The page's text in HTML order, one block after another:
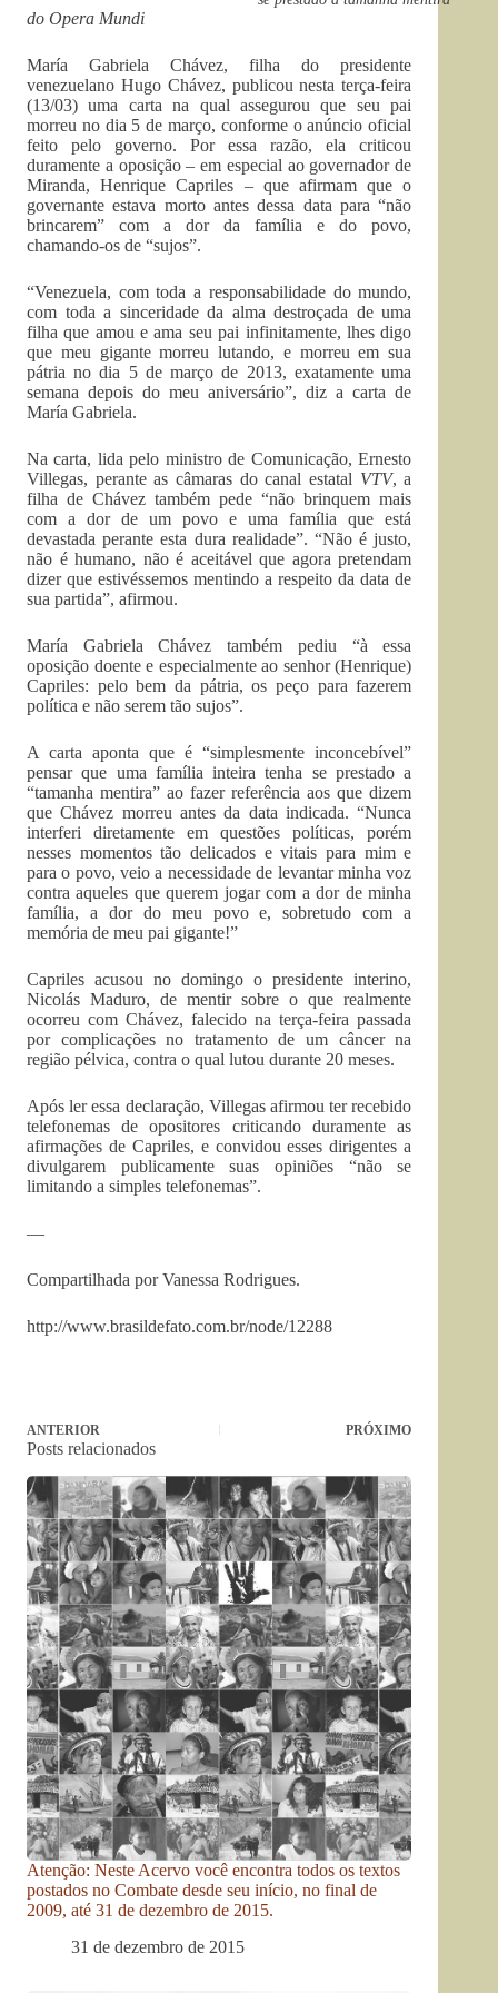
do Opera Mundi
María Gabriela Chávez, filha do presidente
venezuelano Hugo Chávez, publicou nesta terça-feira
(13/03) uma carta na qual assegurou que seu pai
morreu no dia 5 de março, conforme o anúncio oficial
feito pelo governo. Por essa razão, ela criticou
duramente a oposição – em especial ao governador de
Miranda, Henrique Capriles – que afirmam que o
governante estava morto antes dessa data para “não
brincarem” com a dor da família e do povo,
chamando-os de “sujos”.
“Venezuela, com toda a responsabilidade do mundo,
com toda a sinceridade da alma destroçada de uma
filha que amou e ama seu pai infinitamente, lhes digo
que meu gigante morreu lutando, e morreu em sua
pátria no dia 5 de março de 2013, exatamente uma
semana depois do meu aniversário”, diz a carta de
María Gabriela.
Na carta, lida pelo ministro de Comunicação, Ernesto
Villegas, perante as câmaras do canal estatal VTV, a
filha de Chávez também pede “não brinquem mais
com a dor de um povo e uma família que está
devastada perante esta dura realidade”. “Não é justo,
não é humano, não é aceitável que agora pretendam
dizer que estivéssemos mentindo a respeito da data de
sua partida”, afirmou.
María Gabriela Chávez também pediu “à essa
oposição doente e especialmente ao senhor (Henrique)
Capriles: pelo bem da pátria, os peço para fazerem
política e não serem tão sujos”.
A carta aponta que é “simplesmente inconcebível”
pensar que uma família inteira tenha se prestado a
“tamanha mentira” ao fazer referência aos que dizem
que Chávez morreu antes da data indicada. “Nunca
interferi diretamente em questões políticas, porém
nesses momentos tão delicados e vitais para mim e
para o povo, veio a necessidade de levantar minha voz
contra aqueles que querem jogar com a dor de minha
família, a dor do meu povo e, sobretudo com a
memória de meu pai gigante!”
Capriles acusou no domingo o presidente interino,
Nicolás Maduro, de mentir sobre o que realmente
ocorreu com Chávez, falecido na terça-feira passada
por complicações no tratamento de um câncer na
região pélvica, contra o qual lutou durante 20 meses.
Após ler essa declaração, Villegas afirmou ter recebido
telefonemas de opositores criticando duramente as
afirmações de Capriles, e convidou esses dirigentes a
divulgarem publicamente suas opiniões “não se
limitando a simples telefonemas”.
—
Compartilhada por Vanessa Rodrigues.
http://www.brasildefato.com.br/node/12288
ANTERIOR PRÓXIMO
Posts relacionados
Atenção: Neste Acervo você encontra todos os textos
postados no Combate desde seu início, no final de
2009, até 31 de dezembro de 2015.
31 de dezembro de 2015